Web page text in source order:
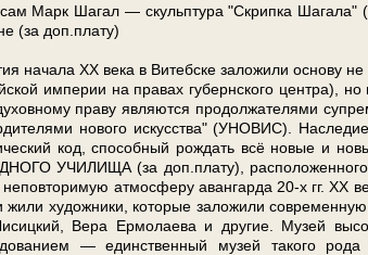
сам Марк Ша­гал — скульп­ту­ра "Скрипка
(за доп.пла­ту)
на­ча­ла ХХ ве­ка в Ви­теб­ске заложили основу
им­пе­рии на пра­вах губернского цен­тра),
пра­ву яв­ля­ют­ся продолжателями
нового ис­кус­ства" (УНОВИС).
код, способный рождать всё но­вые и
УЧИЛИЩА (за доп.пла­ту),
не­по­вто­ри­мую ат­мо­сфе­ру аван­гар­да 20-х гг. ХХ
жи­ли ху­дож­ни­ки, ко­то­рые заложили
Ве­ра Ермолаева и дру­гие. Музей
— един­ствен­ный му­зей та­ко­го